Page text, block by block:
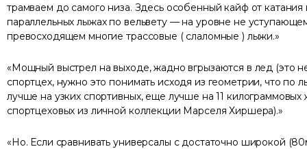
трамваем до самого низа. Здесь особенный кайф от катания
параллельных лыжах по вельвету — на уровне не
превосходящем многие трассовые ( слаломные ) лыжи.
Мощный выстрел на выходе, жадно вгрызаются в лед (это
спортцех, нужно это понимать исходя из геометрии, что по
лучше на узких спортивных, еще лучше на 11 килограммовых
спортцеховых из личной коллекции Марселя Хиршера).
Но. Если сравнивать универсалы с достаточно широкой